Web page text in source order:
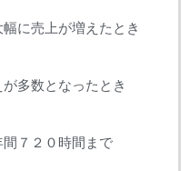
に売上が増えたとき
多数となったとき
７２０時間まで